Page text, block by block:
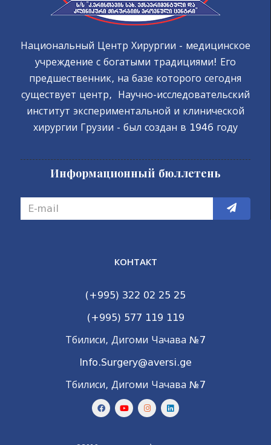
Национальный Центр Хирургии - медицинское
учреждение с богатыми традициями! Его
предшественник, на базе которого сегодня
существует центр, Научно-исследовательский
институт экспериментальной и клинической
хирургии Грузии - был создан в 1946 году
Информационный бюллетень
КОНТАКТ
(+995) 322 02 25 25
(+995) 577 119 119
Тбилиси, Дигоми Чачава №7
Info.Surgery@aversi.ge
Тбилиси, Дигоми Чачава №7